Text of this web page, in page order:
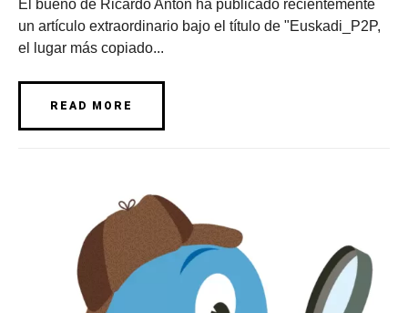
El bueno de Ricardo Antón ha publicado recientemente
un artículo extraordinario bajo el título de "Euskadi_P2P,
el lugar más copiado...
READ MORE